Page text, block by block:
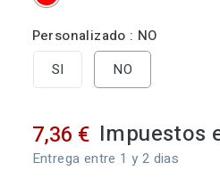
Personalizado : NO
SI
NO
7,36 € Impuestos
Entrega entre 1 y 2 dias